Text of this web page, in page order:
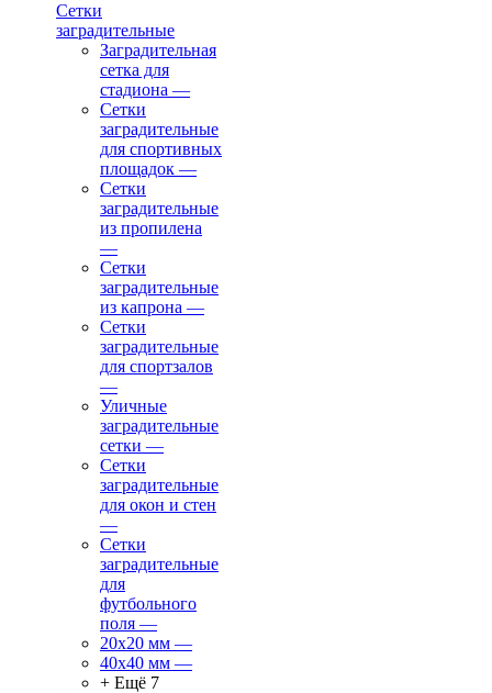
Сетки
заградительные
Заградительная
сетка для
стадиона —
Сетки
заградительные
для спортивных
площадок —
Сетки
заградительные
из пропилена
—
Сетки
заградительные
из капрона —
Сетки
заградительные
для спортзалов
—
Уличные
заградительные
сетки —
Сетки
заградительные
для окон и стен
—
Сетки
заградительные
для
футбольного
поля —
20х20 мм —
40х40 мм —
+ Ещё 7